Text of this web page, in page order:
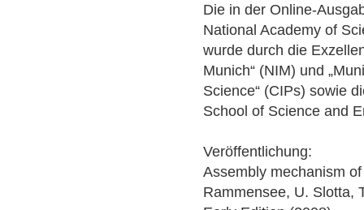
Die in der Online-
National Academy of
wurde durch die
Munich“ (NIM) und
Science“ (CIPs) sowie
School of Science and
Veröffentlichung:
Assembly mechanism
Rammensee, U. Slotta,